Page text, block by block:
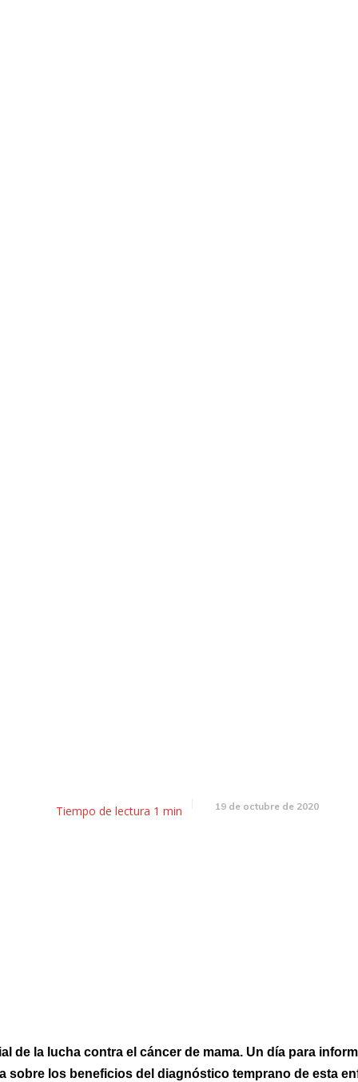
Tiempo de lectura 1 min 19 de octubre de 2020
de la lucha contra el cáncer de mama. Un día para
sobre los beneficios del diagnóstico temprano de esta